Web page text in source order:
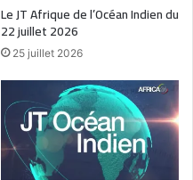
Le JT Afrique de l’Océan Indien du
22 juillet 2026
25 juillet 2026